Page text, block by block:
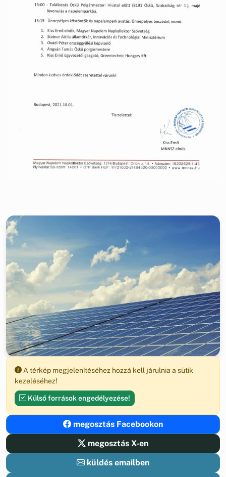
A térkép megjelenítéséhez hozzá kell járulnia a sütik
kezeléséhez!
Külső források engedélyezése!
megosztás Facebookon
megosztás X-en
küldés emailben